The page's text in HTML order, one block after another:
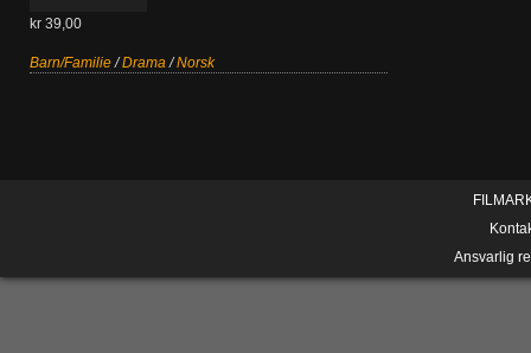
kr 39,00
Barn/Familie/Drama/Norsk
Ansvarlig